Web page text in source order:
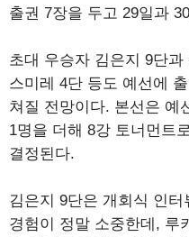
출권 7장을 두고 29일과
초대 우승자 김은지 9단
스미레 4단 등도 예선에
쳐질 전망이다. 본선은 예
1명을 더해 8강 토너먼트
결정된다.
김은지 9단은 개회식 인
경험이 정말 소중한데, 루